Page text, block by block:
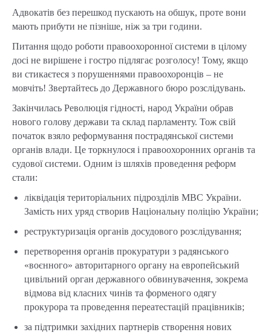
Адвокатів без перешкод пускають на обшук, проте вони
мають прибути не пізніше, ніж за три години.
Питання щодо роботи правоохоронної системи в цілому
досі не вирішене і гостро підлягає розголосу! Тому, якщо
ви стикаєтеся з порушеннями правоохоронців – не
мовчіть! Звертайтесь до Державного бюро розслідувань.
Закінчилась Революція гідності, народ України обрав
нового голову держави та склад парламенту. Тож свій
початок взяло реформування пострадянської системи
органів влади. Це торкнулося і правоохоронних органів та
судової системи. Одним із шляхів проведення реформ
стали:
ліквідація територіальних підрозділів МВС України.
Замість них уряд створив Національну поліцію України;
реструктуризація органів досудового розслідування;
перетворення органів прокуратури з радянського
«воєнного» авторитарного органу на европейський
цивільний орган державного обвинувачення, зокрема
відмова від класних чинів та форменого одягу
прокурора та проведення переатестацій працівників;
за підтримки західних партнерів створення нових